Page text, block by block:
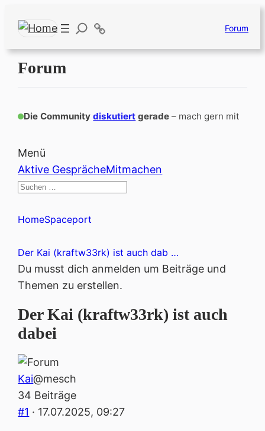
Inhalt
Forum
Forum
Die Communitydiskutiert gerade – mach gern mit
Menü
Forum-
Navigation
Aktive GesprächeMitmachen
Breadcrumbs
Du
bist
hier:
HomeSpaceport
Der Kai (kraftw33rk) ist auch dab …
Du musst dich anmelden um Beiträge und
Themen zu erstellen.
Der Kai (kraftw33rk) ist auch
dabei
Kai@mesch
34 Beiträge
#1 · 17.07.2025, 09:27